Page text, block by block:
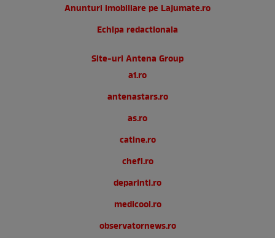
Anunturi imobiliare pe Lajumate.ro
Echipa redactionala
Site-uri Antena Group
a1.ro
antenastars.ro
as.ro
catine.ro
chefi.ro
deparinti.ro
medicool.ro
observatornews.ro